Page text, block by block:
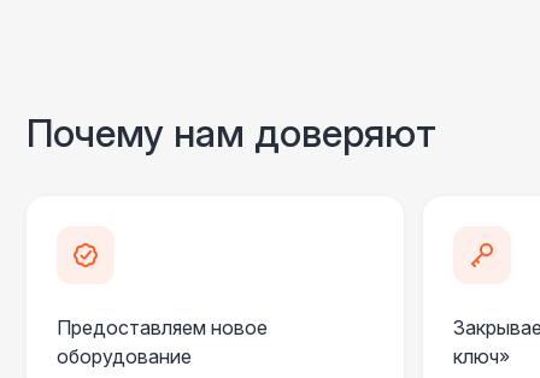
Почему нам доверяют
Предоставляем новое
оборудование
ключ»